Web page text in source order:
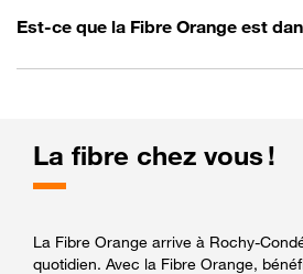
Est-ce que la Fibre Orange est
La fibre chez vous !
La Fibre Orange arrive à Rochy-
quotidien. Avec la Fibre Orange,